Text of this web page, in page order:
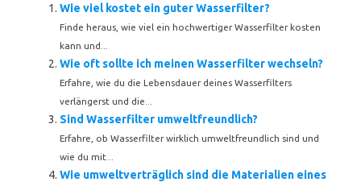
Wie viel kostet ein guter Wasserfilter?
Finde heraus, wie viel ein hochwertiger Wasserfilter kosten
kann und...
Wie oft sollte ich meinen Wasserfilter wechseln?
Erfahre, wie du die Lebensdauer deines Wasserfilters
verlängerst und die...
Sind Wasserfilter umweltfreundlich?
Erfahre, ob Wasserfilter wirklich umweltfreundlich sind und
wie du mit...
Wie umweltverträglich sind die Materialien eines